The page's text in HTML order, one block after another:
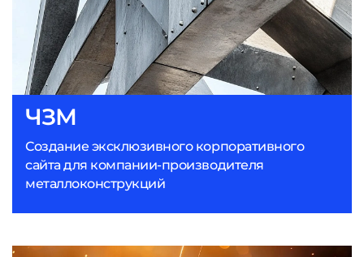
ЧЗМ
Создание эксклюзивного корпоративного
сайта для компании-производителя
металлоконструкций